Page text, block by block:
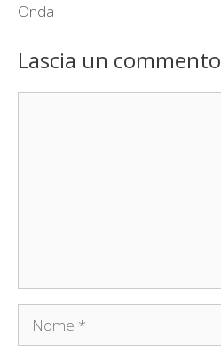
Onda
Lascia un commento
Nome